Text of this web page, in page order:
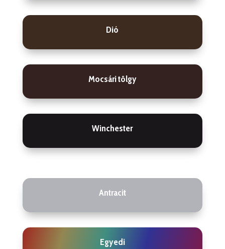
Dió
Mocsári tölgy
Winchester
Antracit
Egyedi